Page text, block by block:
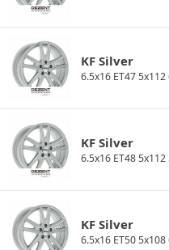
KF Silver
6.5x16 ET47 5x112
KF Silver
6.5x16 ET48 5x112
KF Silver
6.5x16 ET50 5x108